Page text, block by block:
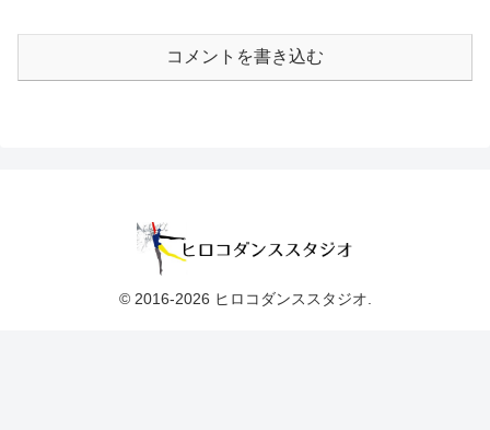
コメントを書き込む
© 2016-2026 ヒロコダンススタジオ.